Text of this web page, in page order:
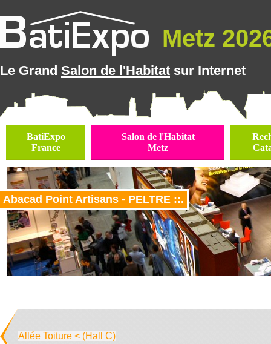
Metz
Le Grand Salon de l'Habitat sur Internet
BatiExpo
France
Salon de l'Habitat
Metz
Abacad Point Artisans - PELTRE ::.
Allée Toiture < (Hall C)